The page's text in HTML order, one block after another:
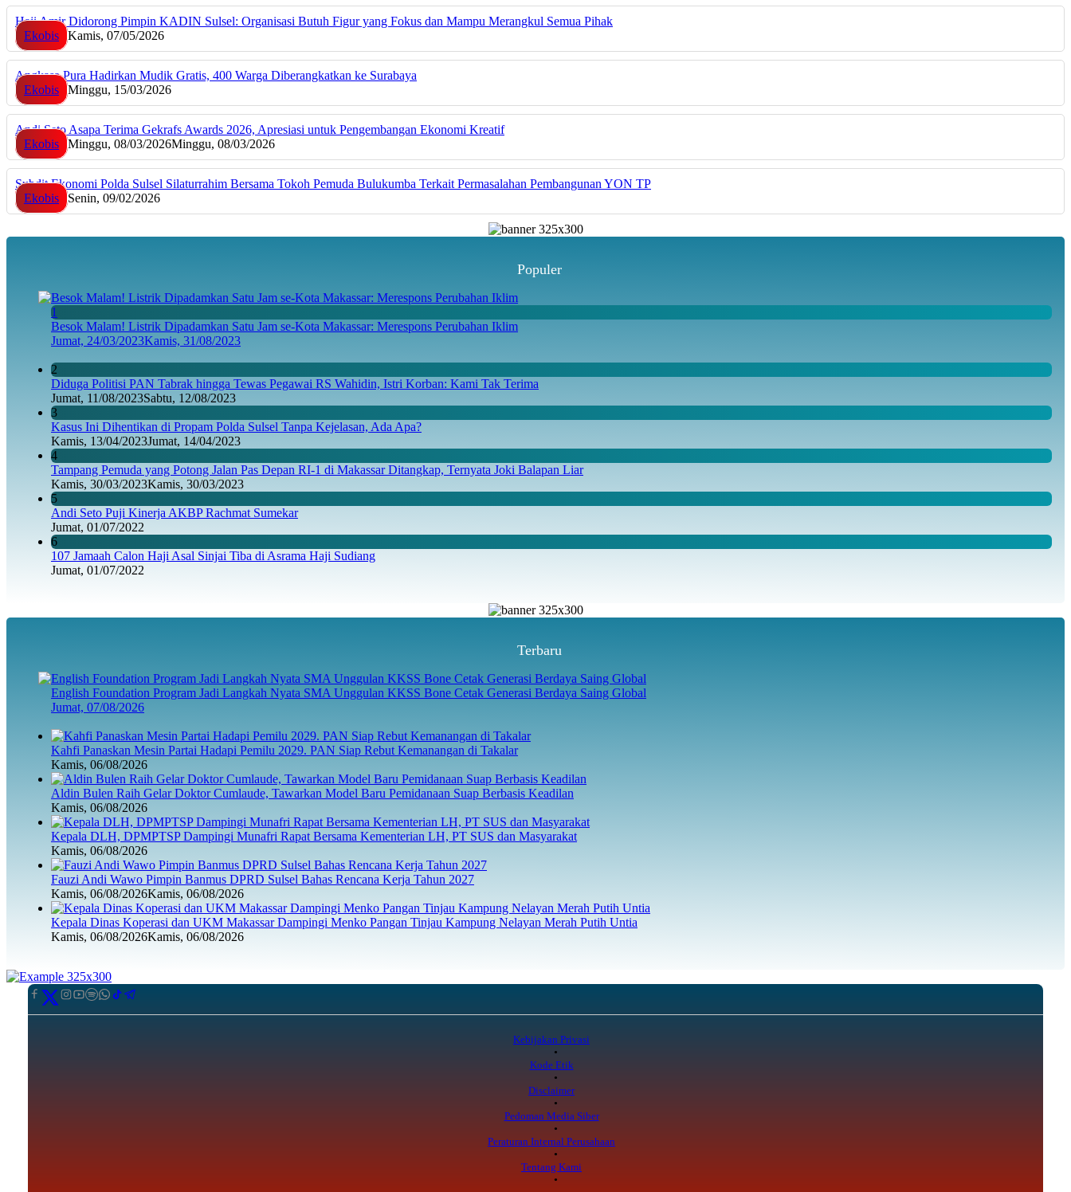
Haji Amir Didorong Pimpin KADIN Sulsel: Organisasi Butuh Figur yang Fokus dan Mampu Merangkul Semua Pihak
Ekobis
Kamis, 07/05/2026
Angkasa Pura Hadirkan Mudik Gratis, 400 Warga Diberangkatkan ke Surabaya
Ekobis
Minggu, 15/03/2026
Andi Seto Asapa Terima Gekrafs Awards 2026, Apresiasi untuk Pengembangan Ekonomi Kreatif
Ekobis
Minggu, 08/03/2026Minggu, 08/03/2026
Subdit Ekonomi Polda Sulsel Silaturrahim Bersama Tokoh Pemuda Bulukumba Terkait Permasalahan Pembangunan YON TP
Ekobis
Senin, 09/02/2026
Populer
1
Besok Malam! Listrik Dipadamkan Satu Jam se-Kota Makassar: Merespons Perubahan Iklim
Jumat, 24/03/2023Kamis, 31/08/2023
2
Diduga Politisi PAN Tabrak hingga Tewas Pegawai RS Wahidin, Istri Korban: Kami Tak Terima
Jumat, 11/08/2023Sabtu, 12/08/2023
3
Kasus Ini Dihentikan di Propam Polda Sulsel Tanpa Kejelasan, Ada Apa?
Kamis, 13/04/2023Jumat, 14/04/2023
4
Tampang Pemuda yang Potong Jalan Pas Depan RI-1 di Makassar Ditangkap, Ternyata Joki Balapan Liar
Kamis, 30/03/2023Kamis, 30/03/2023
5
Andi Seto Puji Kinerja AKBP Rachmat Sumekar
Jumat, 01/07/2022
6
107 Jamaah Calon Haji Asal Sinjai Tiba di Asrama Haji Sudiang
Jumat, 01/07/2022
Terbaru
English Foundation Program Jadi Langkah Nyata SMA Unggulan KKSS Bone Cetak Generasi Berdaya Saing Global
Jumat, 07/08/2026
Kahfi Panaskan Mesin Partai Hadapi Pemilu 2029. PAN Siap Rebut Kemanangan di Takalar
Kamis, 06/08/2026
Aldin Bulen Raih Gelar Doktor Cumlaude, Tawarkan Model Baru Pemidanaan Suap Berbasis Keadilan
Kamis, 06/08/2026
Kepala DLH, DPMPTSP Dampingi Munafri Rapat Bersama Kementerian LH, PT SUS dan Masyarakat
Kamis, 06/08/2026
Fauzi Andi Wawo Pimpin Banmus DPRD Sulsel Bahas Rencana Kerja Tahun 2027
Kamis, 06/08/2026Kamis, 06/08/2026
Kepala Dinas Koperasi dan UKM Makassar Dampingi Menko Pangan Tinjau Kampung Nelayan Merah Putih Untia
Kamis, 06/08/2026Kamis, 06/08/2026
Kebijakan Privasi
Kode Etik
Disclaimer
Pedoman Media Siber
Peraturan Internal Perusahaan
Tentang Kami